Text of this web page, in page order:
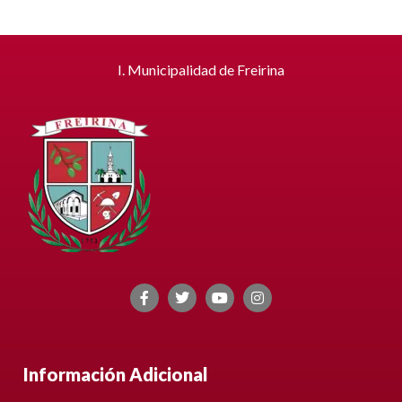
I. Municipalidad de Freirina
Información Adicional